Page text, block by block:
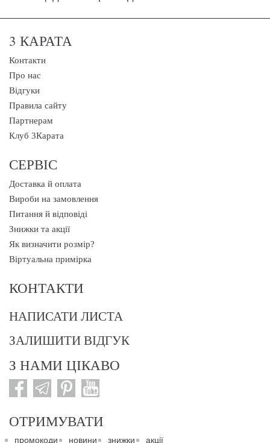
3 КАРАТА
Контакти
Про нас
Відгуки
Правила сайту
Партнерам
Клуб 3Карата
СЕРВІС
Доставка й оплата
Вироби на замовлення
Питання й відповіді
Знижки та акції
Як визначити розмір?
Віртуальна примірка
КОНТАКТИ
НАПИСАТИ ЛИСТА
ЗАЛИШИТИ ВІДГУК
З НАМИ ЦІКАВО
ОТРИМУВАТИ
промокоди новини знижки акції